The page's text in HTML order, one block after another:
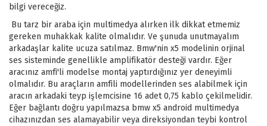
bilgi vereceğiz.
Bu tarz bir araba için multimedya alırken ilk dikkat etmemiz
gereken muhakkak kalite olmalıdır. Ve şunuda unutmayalım
arkadaşlar kalite ucuza satılmaz. Bmw'nin x5 modelinin orjinal
ses sisteminde genellikle amplifikatör desteği vardır. Eğer
aracınız amfi'li modelse montaj yaptırdığınız yer deneyimli
olmalıdır. Bu araçların amfili modellerinden ses alabilmek için
aracın arkadaki teyp işlemcisine 16 adet 0,75 kablo çekilmelidir.
Eğer bağlantı doğru yapılmazsa bmw x5 android multimedya
cihazınızdan ses alamayabilir veya direksiyondan teybi kontrol